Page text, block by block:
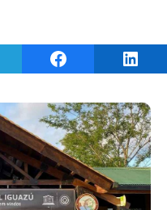
on TelegramShare on Facebook